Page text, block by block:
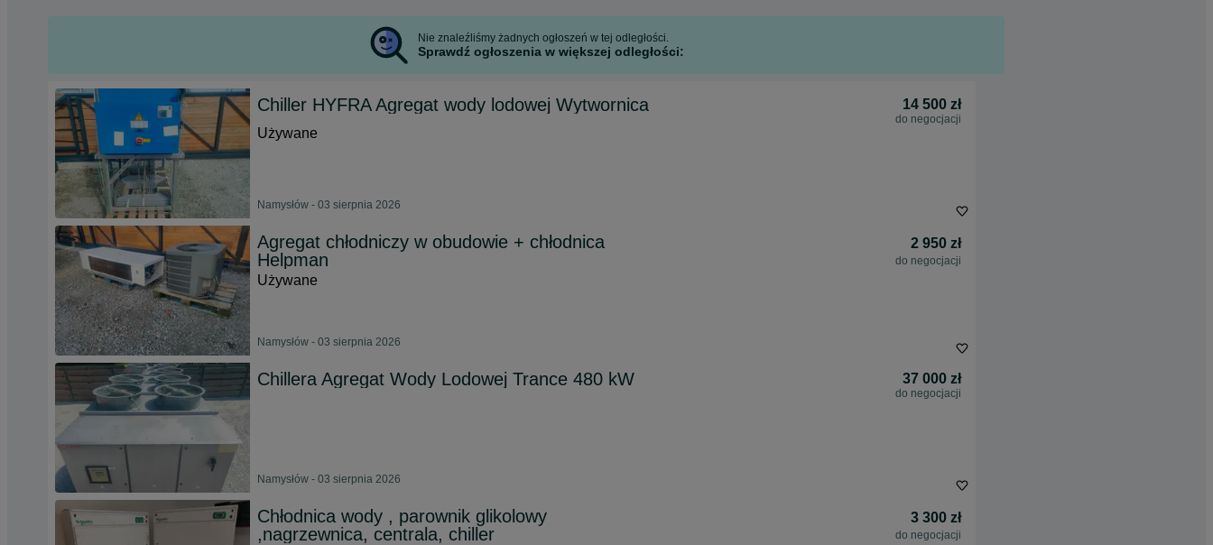
Nie znaleźliśmy żadnych ogłoszeń w tej odległości.
Sprawdź ogłoszenia w większej odległości:
Chiller HYFRA Agregat wody lodowej Wytwornica 14 500 zł
do negocjacji
Używane
Namysłów - 03 sierpnia 2026
Agregat chłodniczy w obudowie + chłodnica
Helpman
2 950 zł
do negocjacji
Używane
Namysłów - 03 sierpnia 2026
Chillera Agregat Wody Lodowej Trance 480 kW 37 000 zł
do negocjacji
Namysłów - 03 sierpnia 2026
Chłodnica wody , parownik glikolowy
,nagrzewnica, centrala, chiller
3 300 zł
do negocjacji